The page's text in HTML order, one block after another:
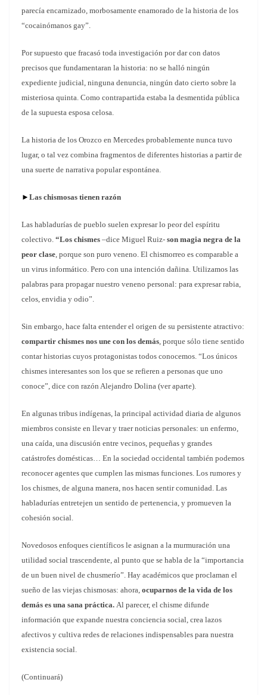
parecía encarnizado, morbosamente enamorado de la historia de los
“cocainómanos gay”.
Por supuesto que fracasó toda investigación por dar con datos
precisos que fundamentaran la historia: no se halló ningún
expediente judicial, ninguna denuncia, ningún dato cierto sobre la
misteriosa quinta. Como contrapartida estaba la desmentida pública
de la supuesta esposa celosa.
La historia de los Orozco en Mercedes probablemente nunca tuvo
lugar, o tal vez combina fragmentos de diferentes historias a partir de
una suerte de narrativa popular espontánea.
► Las chismosas tienen razón
Las habladurías de pueblo suelen expresar lo peor del espíritu
colectivo. “Los chismes –dice Miguel Ruiz- son magia negra de la
peor clase , porque son puro veneno. El chismorreo es comparable a
un virus informático. Pero con una intención dañina. Utilizamos las
palabras para propagar nuestro veneno personal: para expresar rabia,
celos, envidia y odio”.
Sin embargo, hace falta entender el origen de su persistente atractivo:
compartir chismes nos une con los demás , porque sólo tiene sentido
contar historias cuyos protagonistas todos conocemos. “Los únicos
chismes interesantes son los que se refieren a personas que uno
conoce”, dice con razón Alejandro Dolina (ver aparte).
En algunas tribus indígenas, la principal actividad diaria de algunos
miembros consiste en llevar y traer noticias personales: un enfermo,
una caída, una discusión entre vecinos, pequeñas y grandes
catástrofes domésticas… En la sociedad occidental también podemos
reconocer agentes que cumplen las mismas funciones. Los rumores y
los chismes, de alguna manera, nos hacen sentir comunidad. Las
habladurías entretejen un sentido de pertenencia, y promueven la
cohesión social.
Novedosos enfoques científicos le asignan a la murmuración una
utilidad social trascendente, al punto que se habla de la “importancia
de un buen nivel de chusmerío”. Hay académicos que proclaman el
sueño de las viejas chismosas: ahora, ocuparnos de la vida de los
demás es una sana práctica. Al parecer, el chisme difunde
información que expande nuestra conciencia social, crea lazos
afectivos y cultiva redes de relaciones indispensables para nuestra
existencia social.
(Continuará)